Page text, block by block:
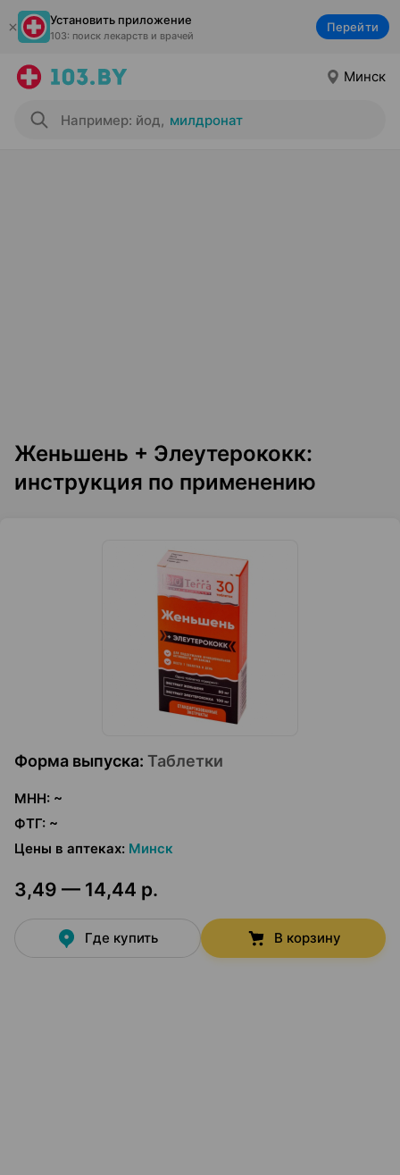
Установить приложение
103: поиск лекарств и врачей
Перейти
Минск
Например: йод, милдронат
Женьшень + Элеутерококк:
инструкция по применению
Форма выпуска: Таблетки
МНН: ~
ФТГ: ~
Цены в аптеках: Минск
3,49 — 14,44 р.
Где купить В корзину